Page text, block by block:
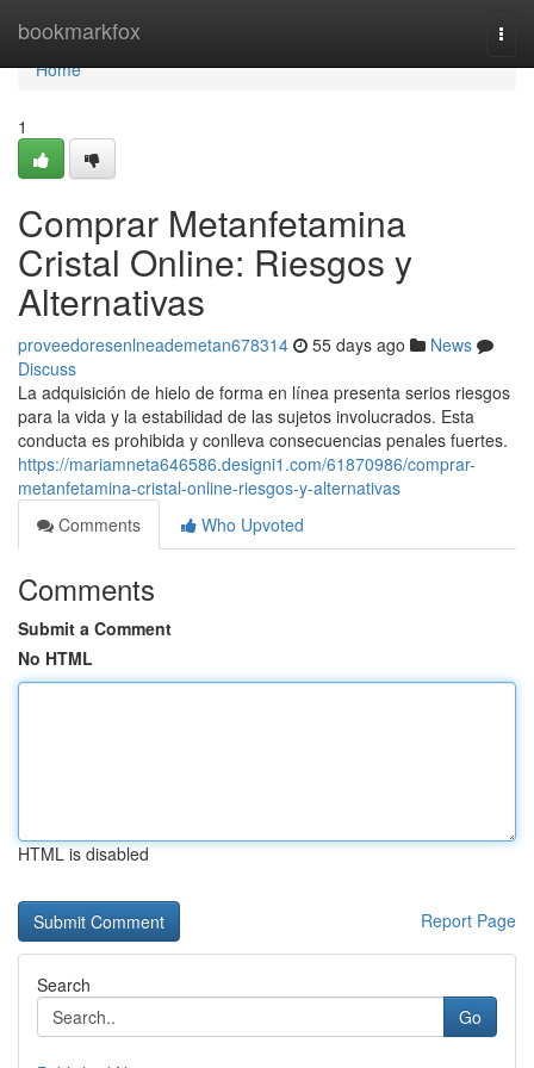
bookmarkfox
Home
Home
1
Comprar Metanfetamina
Cristal Online: Riesgos y
Alternativas
proveedoresenlneademetan678314 55 days ago
News
Discuss
La adquisición de hielo de forma en línea presenta serios riesgos
para la vida y la estabilidad de las sujetos involucrados. Esta
conducta es prohibida y conlleva consecuencias penales fuertes.
https://mariamneta646586.designi1.com/61870986/comprar-
metanfetamina-cristal-online-riesgos-y-alternativas
Comments
Who Upvoted
Comments
Submit a Comment
No HTML
HTML is disabled
Report Page
Search
Go